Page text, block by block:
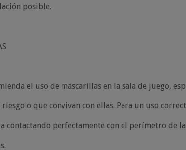
posible.
el uso de mascarillas en la sala de juego,
o que convivan con ellas. Para un uso
contactando perfectamente con el perímetro de